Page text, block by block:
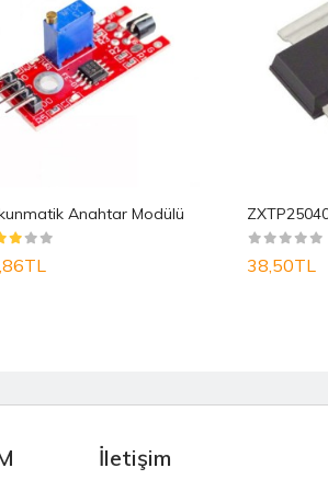
Anahtar Modülü
38,50TL
İletişim